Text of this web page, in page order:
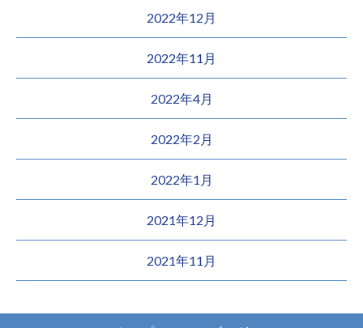
2022年12月
2022年11月
2022年4月
2022年2月
2022年1月
2021年12月
2021年11月